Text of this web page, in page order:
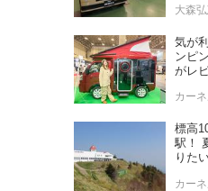
売！
大森
気が
ンピ
がレ
カー
標高
駅！
りた
カー